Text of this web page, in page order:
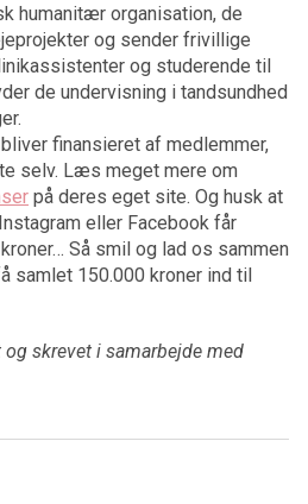
humanitær organisation, de
og sender frivillige
og studerende til
de undervisning i tandsundhed
finansieret af medlemmer,
selv. Læs meget mere om
på deres eget site. Og husk at
eller Facebook får
Så smil og lad os sammen
samlet 150.000 kroner ind til
skrevet i samarbejde med